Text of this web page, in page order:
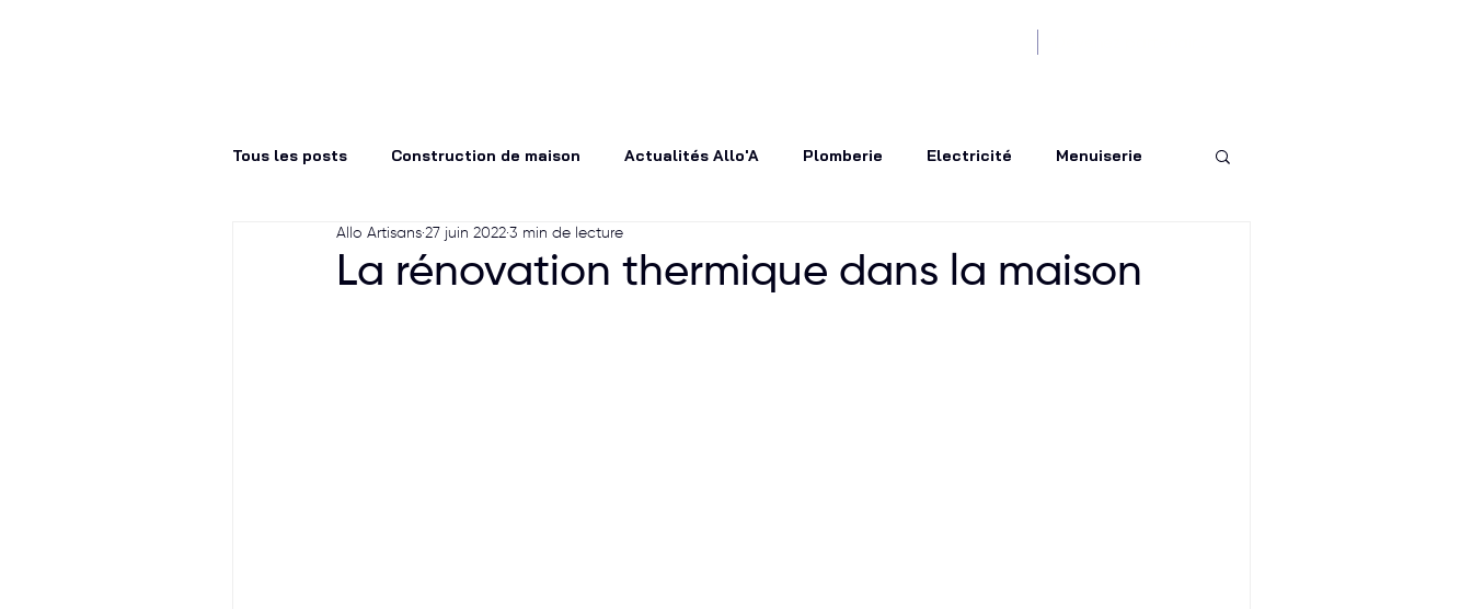
Tous les posts Construction de maison Actualités Allo'A Plomberie Electricité Menuiserie
architecture aménagement extérieur
La rénovation thermique dans la maison
Allo Artisans 27 juin 2022 3 min de lecture